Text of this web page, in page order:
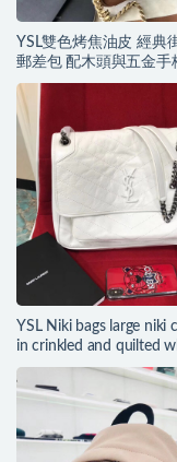
YSL雙色烤焦油皮 經典
郵差包 配木頭與五金手
YSL Niki bags large niki
in crinkled and quilted
leather